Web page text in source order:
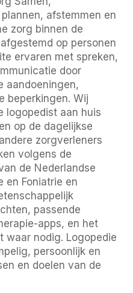
afstemmen en
zorg binnen de
op personen
ervaren met spreken,
door
aandoeningen,
beperkingen. Wij
logopedist aan huis
op de dagelijkse
zorgverleners
volgens de
de Nederlandse
en Foniatrie en
passende
apps, en het
waar nodig. Logopedie
persoonlijk en
en doelen van de